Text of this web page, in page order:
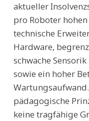
aktueller
pro Roboter
technische
Hardware,
schwache
sowie ein hoher
pädagogische
keine tragfähige